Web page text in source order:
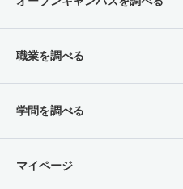
職業を調べる
学問を調べる
マイページ